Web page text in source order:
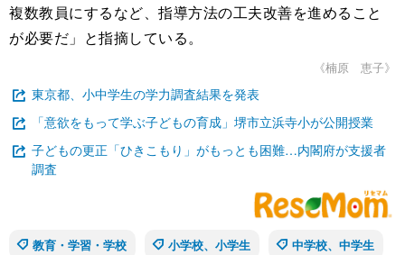
複数教員にするなど、指導方法の工夫改善を進めること
が必要だ」と指摘している。
《楠原 恵子》
東京都、小中学生の学力調査結果を発表
「意欲をもって学ぶ子どもの育成」堺市立浜寺小が公開授業
子どもの更正「ひきこもり」がもっとも困難…内閣府が支援者
調査
教育・学習・学校 小学校、小学生 中学校、中学生